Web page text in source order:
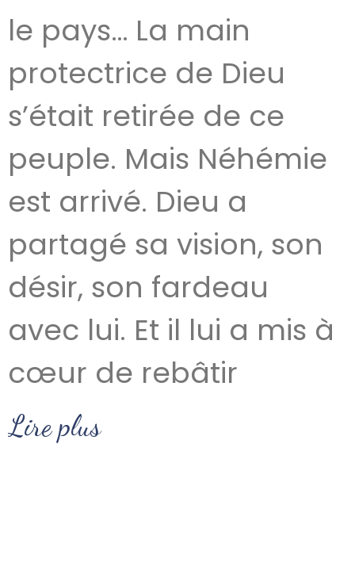
le pays… La main
protectrice de Dieu
s’était retirée de ce
peuple. Mais Néhémie
est arrivé. Dieu a
partagé sa vision, son
désir, son fardeau
avec lui. Et il lui a mis à
cœur de rebâtir
Lire plus